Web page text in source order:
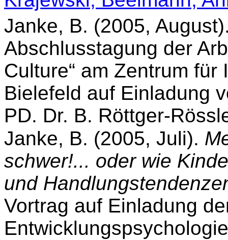
Janke, B. (2005,
Abschlusstagung der
Culture“ am Zentrum
Bielefeld auf Einladung
PD. Dr. B. Röttger-
Janke, B. (2005, Juli).
schwer!... oder wie
und
Vortrag auf Einladung